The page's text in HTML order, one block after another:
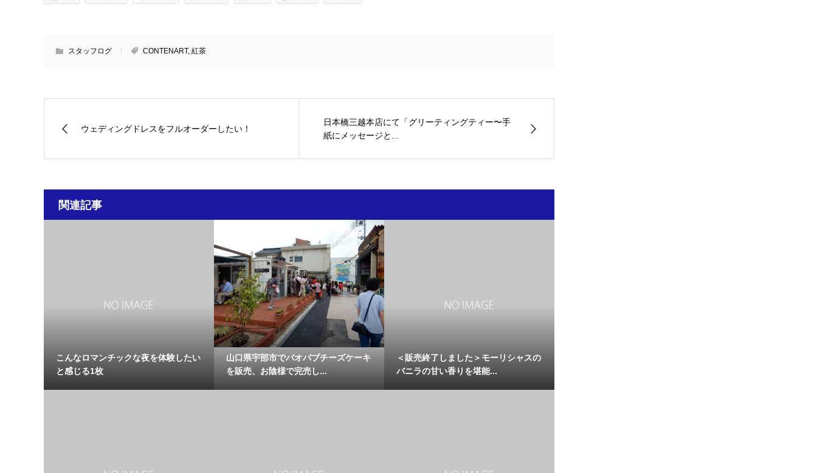
スタッフログ CONTENART, 紅茶
ウェディングドレスをフルオーダーしたい！
日本橋三越本店にて「グリーティングティー〜手
紙にメッセージと...
関連記事
こんなロマンチックな夜を体験したい
と感じる1枚
山口県宇部市でバオバブチーズケーキ
を販売、お陰様で完売し...
＜販売終了しました＞モーリシャスの
バニラの甘い香りを堪能...